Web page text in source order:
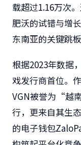
载超过1.16万次
肥沃的试错与增
东南亚的关键跳板
根据2023年数据，
戏发行商首位。
VGN被誉为“越
行，更来自其生
的电子钱包